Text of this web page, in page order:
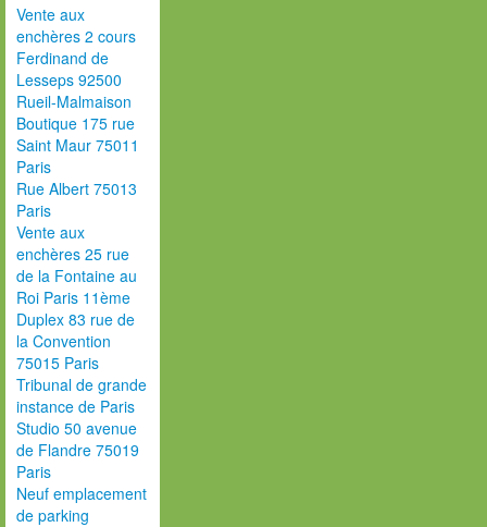
Vente aux
enchères 2 cours
Ferdinand de
Lesseps 92500
Rueil-Malmaison
Boutique 175 rue
Saint Maur 75011
Paris
Rue Albert 75013
Paris
Vente aux
enchères 25 rue
de la Fontaine au
Roi Paris 11ème
Duplex 83 rue de
la Convention
75015 Paris
Tribunal de grande
instance de Paris
Studio 50 avenue
de Flandre 75019
Paris
Neuf emplacement
de parking